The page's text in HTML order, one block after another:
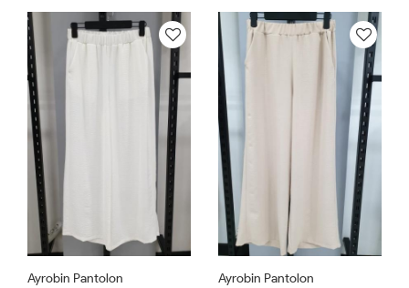
Ayrobin Pantolon Ayrobin Pantolon